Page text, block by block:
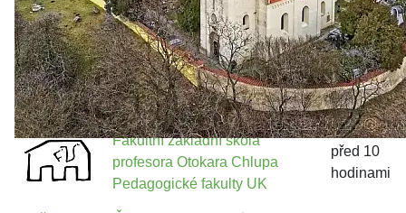
Metropolitn...
Fakultní základní škola
profesora Otokara Chlupa
Pedagogické fakulty UK
před 10
hodinami